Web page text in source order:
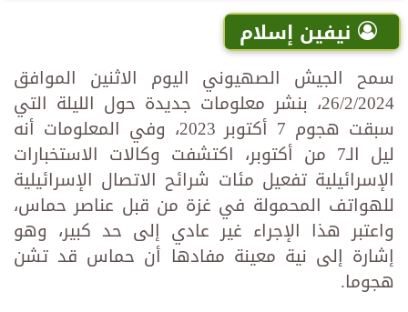
نيفين إسلام
سمح الجيش الصهيوني اليوم الاثنين الموافق
26/2/2024، بنشر معلومات جديدة حول الليلة التي
سبقت هجوم 7 أكتوبر 2023، وفي المعلومات أنه
ليل الـ7 من أكتوبر، اكتشفت وكالات الاستخبارات
الإسرائيلية تفعيل مئات شرائح الاتصال الإسرائيلية
للهواتف المحمولة في غزة من قبل عناصر حماس،
واعتبر هذا الإجراء غير عادي إلى حد كبير، وهو
إشارة إلى نية معينة مفادها أن حماس قد تشن
هجوما.